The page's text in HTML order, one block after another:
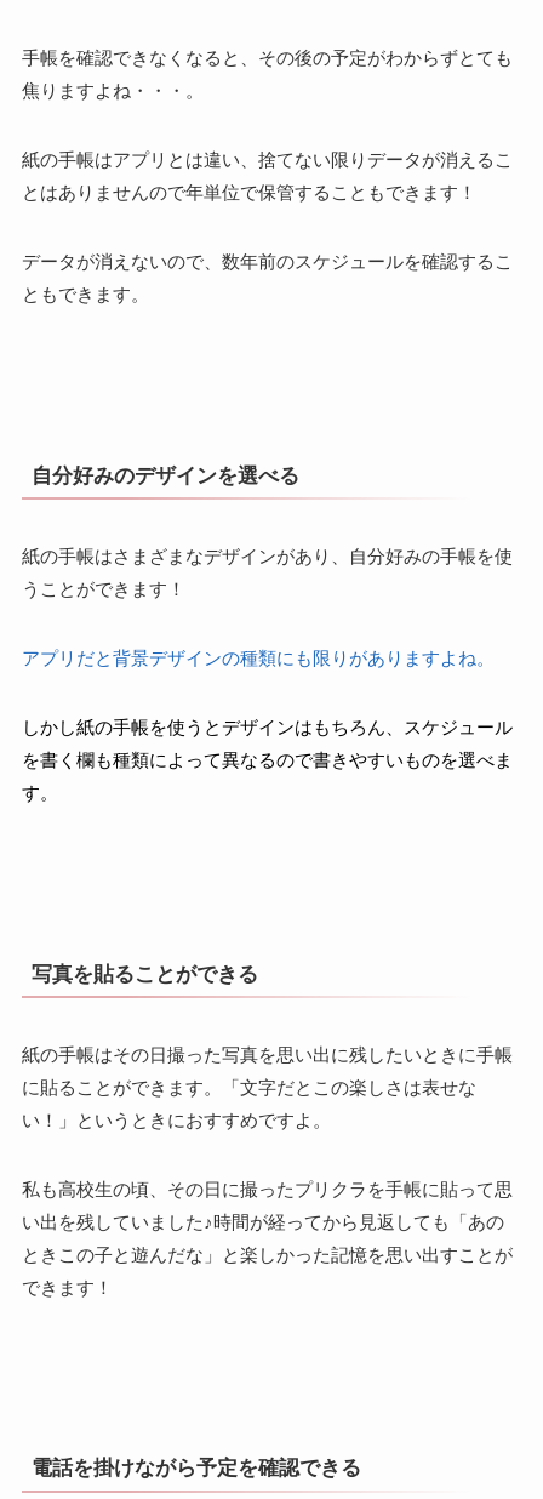
手帳を確認できなくなると、その後の予定がわからずとても
焦りますよね・・・。
紙の手帳はアプリとは違い、捨てない限りデータが消えるこ
とはありませんので年単位で保管することもできます！
データが消えないので、数年前のスケジュールを確認するこ
ともできます。
自分好みのデザインを選べる
紙の手帳はさまざまなデザインがあり、自分好みの手帳を使
うことができます！
アプリだと背景デザインの種類にも限りがありますよね。
しかし紙の手帳を使うとデザインはもちろん、スケジュール
を書く欄も種類によって異なるので書きやすいものを選べま
す。
写真を貼ることができる
紙の手帳はその日撮った写真を思い出に残したいときに手帳
に貼ることができます。「文字だとこの楽しさは表せな
い！」というときにおすすめですよ。
私も高校生の頃、その日に撮ったプリクラを手帳に貼って思
い出を残していました♪時間が経ってから見返しても「あの
ときこの子と遊んだな」と楽しかった記憶を思い出すことが
できます！
電話を掛けながら予定を確認できる